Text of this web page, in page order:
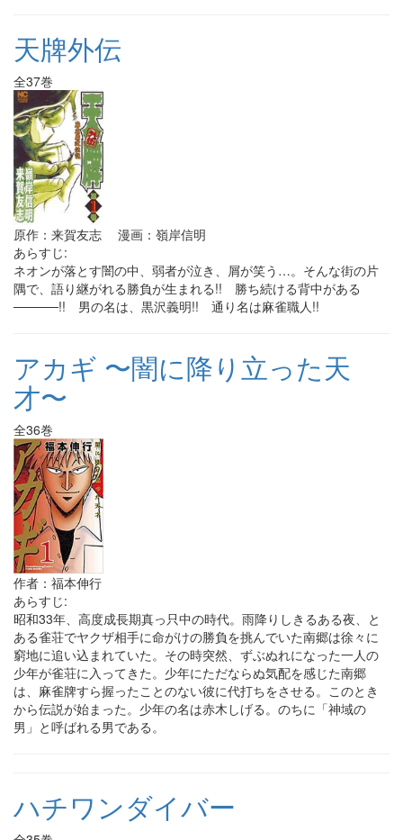
天牌外伝
全37巻
原作：来賀友志 漫画：嶺岸信明
あらすじ:
ネオンが落とす闇の中、弱者が泣き、屑が笑う…。そんな街の片
隅で、語り継がれる勝負が生まれる!! 勝ち続ける背中がある
─────!! 男の名は、黒沢義明!! 通り名は麻雀職人!!
アカギ 〜闇に降り立った天
才〜
全36巻
作者：福本伸行
あらすじ:
昭和33年、高度成長期真っ只中の時代。雨降りしきるある夜、と
ある雀荘でヤクザ相手に命がけの勝負を挑んでいた南郷は徐々に
窮地に追い込まれていた。その時突然、ずぶぬれになった一人の
少年が雀荘に入ってきた。少年にただならぬ気配を感じた南郷
は、麻雀牌すら握ったことのない彼に代打ちをさせる。このとき
から伝説が始まった。少年の名は赤木しげる。のちに「神域の
男」と呼ばれる男である。
ハチワンダイバー